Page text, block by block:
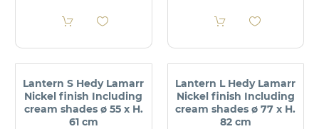
Lantern S Hedy Lamarr
Nickel finish Including
cream shades ø 55 x H.
61 cm
Lantern L Hedy Lamarr
Nickel finish Including
cream shades ø 77 x H.
82 cm